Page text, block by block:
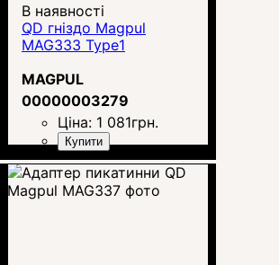
В наявності
QD гніздо Magpul
MAG333 Type1
MAGPUL
00000003279
Ціна: 1 081грн.
Купити